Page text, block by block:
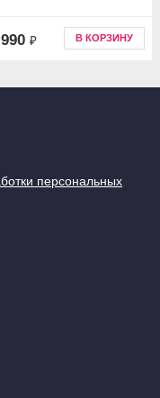
₽ В КОРЗИНУ
персональных